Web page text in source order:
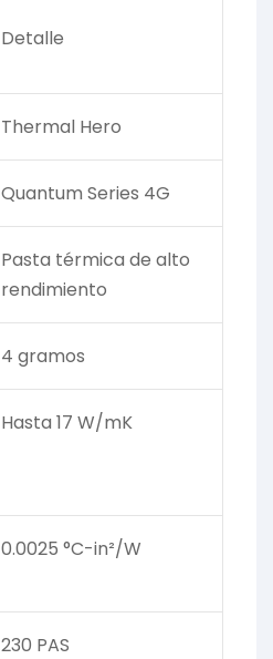
Detalle
Thermal Hero
Quantum Series 4G
Pasta térmica de alto
rendimiento
4 gramos
Hasta 17 W/mK
0.0025 °C-in²/W
230 PAS